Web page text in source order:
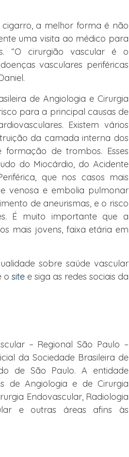
a melhor forma é não
uma visita ao médico para
“O cirurgião vascular é o
vasculares periféricas
de Angiologia e Cirurgia
para a principal causas de
Existem vários
da camada interna dos
de trombos. Esses
do Miocárdio, do Acidente
que nos casos mais
venosa e embolia pulmonar
de aneurismas, e o risco
É muito importante que a
mais jovens, faixa etária em
sobre saúde vascular
o site e siga as redes sociais da
– Regional São Paulo –
da Sociedade Brasileira de
de São Paulo. A entidade
de Angiologia e de Cirurgia
Endovascular, Radiologia
e outras áreas afins às